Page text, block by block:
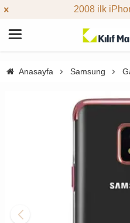
2008 ilk
Anasayfa Samsung